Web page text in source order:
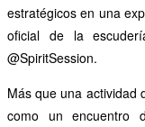
estratégicos en una
oficial de la
@SpiritSession.
Más que una actividad
como un encuentro